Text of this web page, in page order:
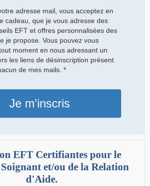
adresse mail, vous acceptez en
cadeau, que je vous adresse des
EFT et offres personnalisées des
je propose. Vous pouvez vous
moment en nous adressant un
les liens de désinscription présent
de mes mails. *
Je m'inscris
EFT Certifiantes pour le
et/ou de la Relation
d'Aide.